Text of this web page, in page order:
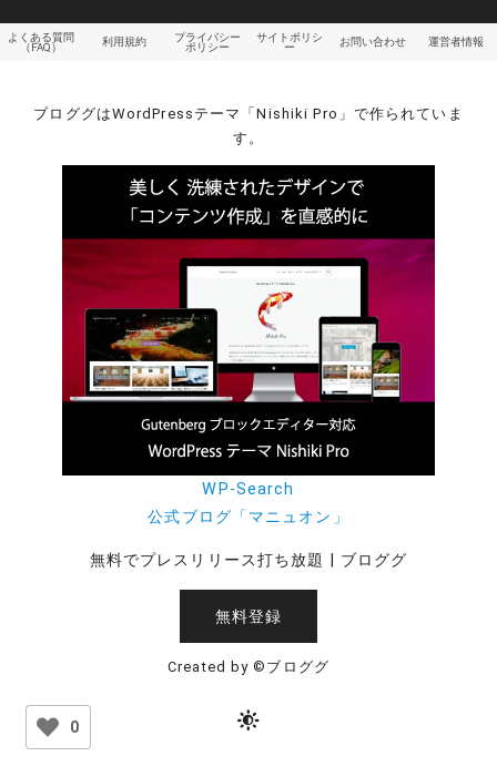
0
よくある質問
（FAQ）
利用規約
プライバシー
ポリシー
サイトポリシ
ー
お問い合わせ 運営者情報
ブロググはWordPressテーマ「Nishiki Pro」で作られていま
す。
WP-Search
公式ブログ「マニュオン」
無料でプレスリリース打ち放題 | ブロググ
無料登録
Created by ©ブロググ